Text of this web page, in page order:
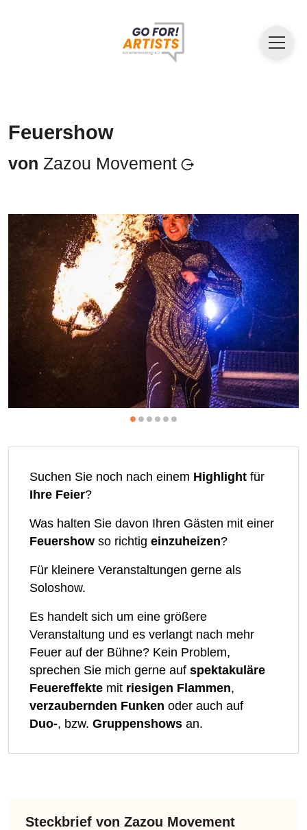
Feuershow
von Zazou Movement
Suchen Sie noch nach einem Highlight für
Ihre Feier?
Was halten Sie davon Ihren Gästen mit einer
Feuershow so richtig einzuheizen?
Für kleinere Veranstaltungen gerne als
Soloshow.
Es handelt sich um eine größere
Veranstaltung und es verlangt nach mehr
Feuer auf der Bühne? Kein Problem,
sprechen Sie mich gerne auf spektakuläre
Feuereffekte mit riesigen Flammen,
verzaubernden Funken oder auch auf
Duo-, bzw. Gruppenshows an.
Steckbrief von Zazou Movement